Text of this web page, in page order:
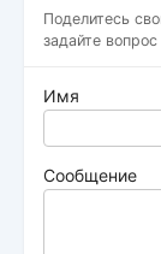
Поделитесь
задайте
Имя
Сообщение